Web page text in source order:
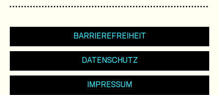
BARRIEREFREIHEIT
DATENSCHUTZ
IMPRESSUM